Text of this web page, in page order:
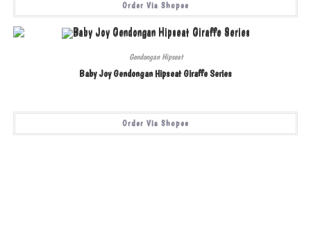
Order Via Shopee
Gendongan Hipseat
Baby Joy Gendongan Hipseat Giraffe Series
Order Via Shopee